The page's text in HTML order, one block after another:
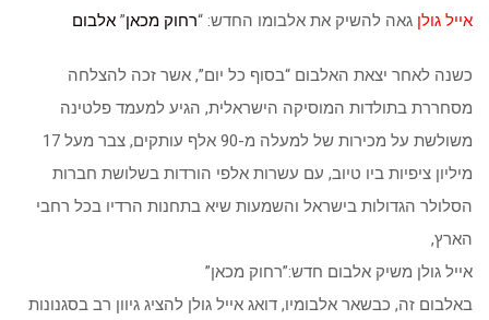
אייל גולן גאה להשיק את אלבומו החדש: “רחוק מכאן” אלבום
כשנה לאחר יצאת האלבום “בסוף כל יום”, אשר זכה להצלחה
מסחררת בתולדות המוסיקה הישראלית, הגיע למעמד פלטינה
משולשת על מכירות של למעלה מ-90 אלף עותקים, צבר מעל 17
מיליון ציפיות ביו טיוב, עם עשרות אלפי הורדות בשלושת חברות
הסלולר הגדולות בישראל והשמעות שיא בתחנות הרדיו בכל רחבי
הארץ,
אייל גולן משיק אלבום חדש:”רחוק מכאן”
באלבום זה, כבשאר אלבומיו, דואג אייל גולן להציג גיוון רב בסגנונות